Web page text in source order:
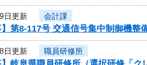
日更新 会計課
】第8-117号 交通信号集中制御機
日更新 職員研修所